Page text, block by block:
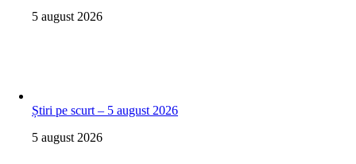
5 august 2026
Știri pe scurt – 5 august 2026
5 august 2026